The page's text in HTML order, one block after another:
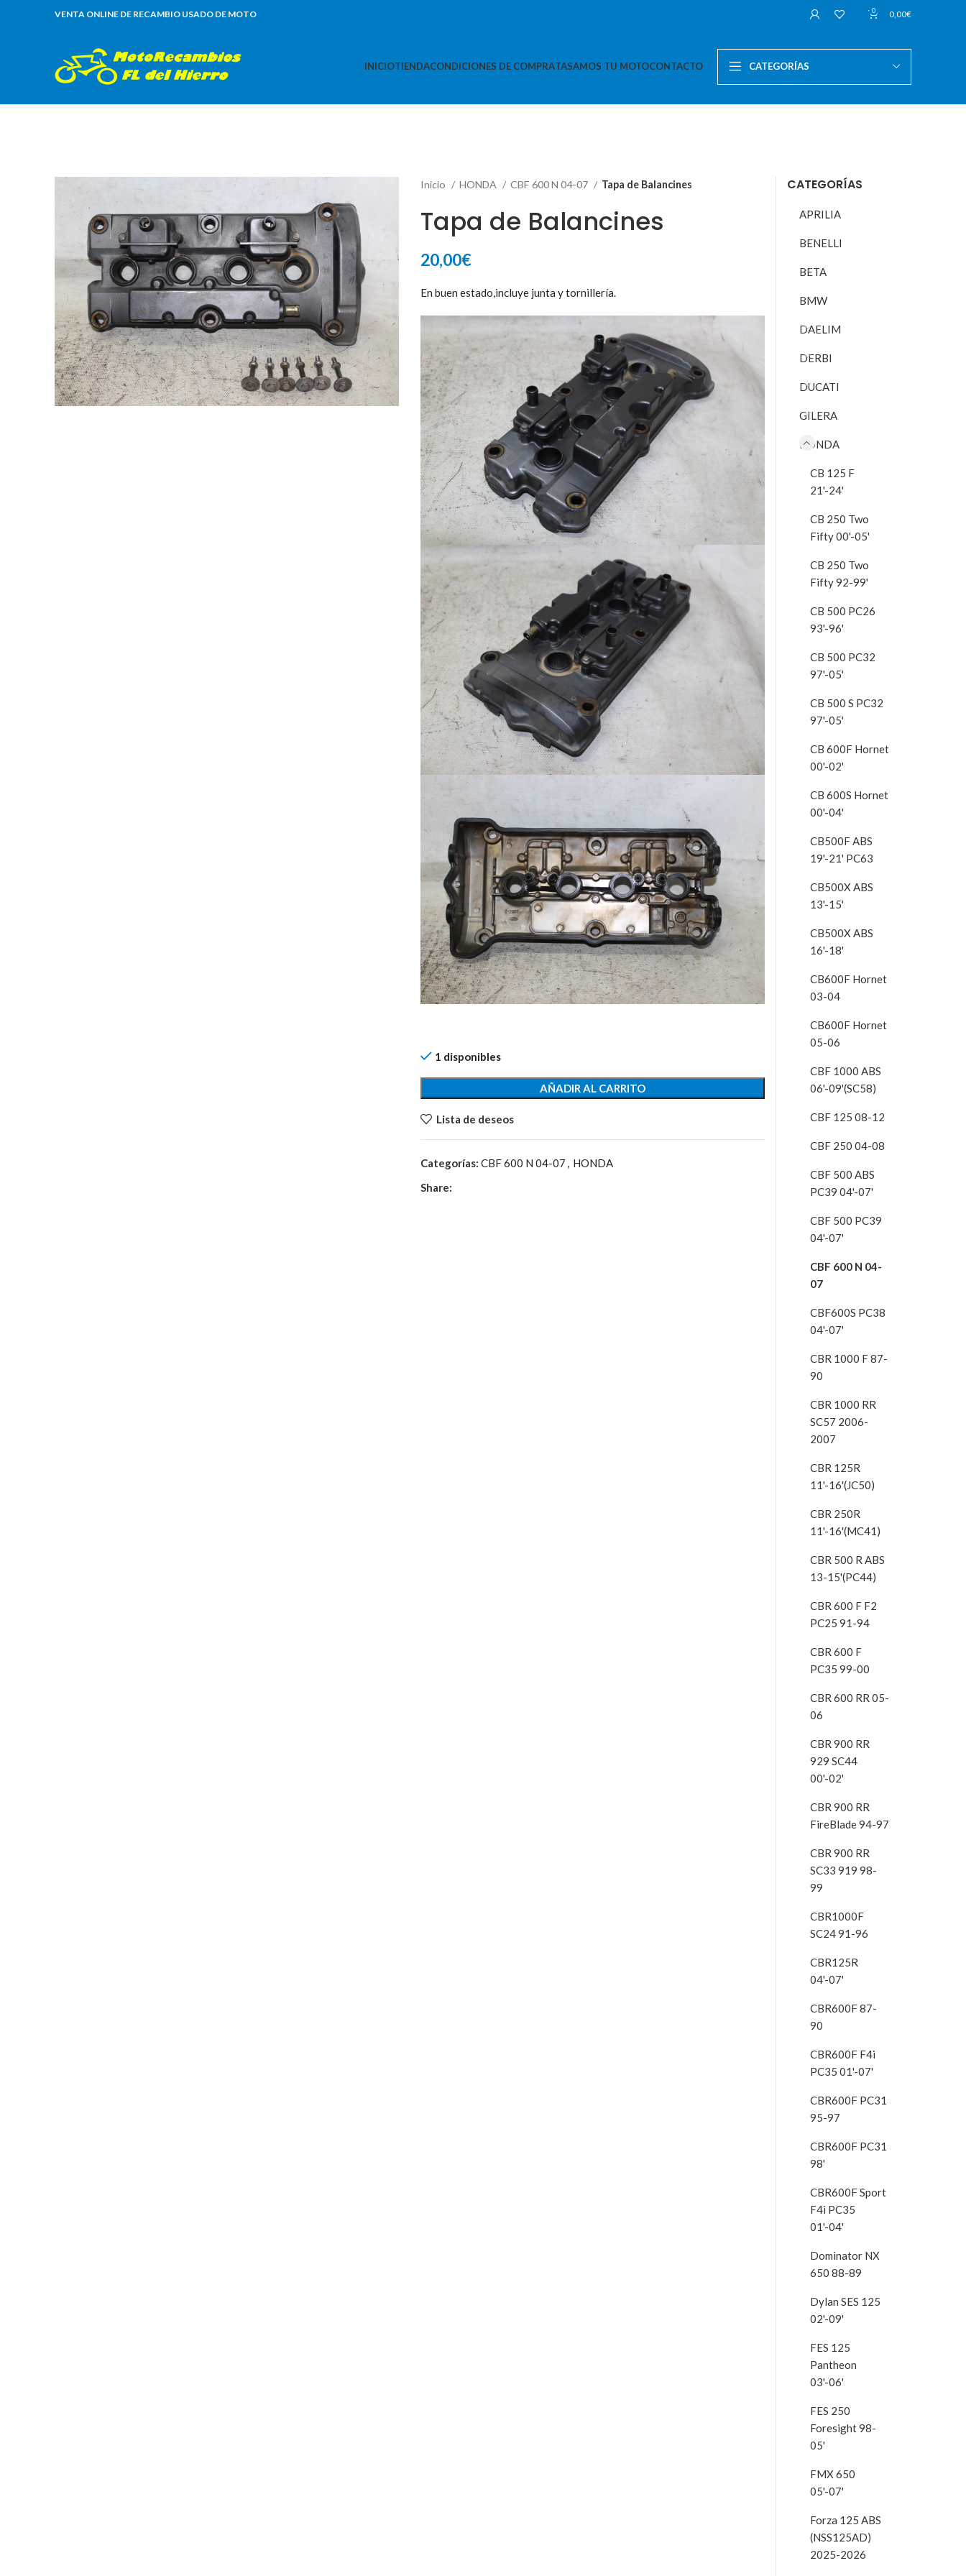
VENTA ONLINE DE RECAMBIO USADO DE MOTO 0 0,00€
INICIOTIENDACONDICIONES DE COMPRATASAMOS TU MOTOCONTACTO CATEGORÍAS
Inicio HONDA CBF 600 N 04-07 Tapa de Balancines
Tapa de Balancines
20,00€
En buen estado,incluye junta y tornillería.
1 disponibles
AÑADIR AL CARRITO
Lista de deseos
Categorías: CBF 600 N 04-07 , HONDA
Share:
CATEGORÍAS
APRILIA
BENELLI
BETA
BMW
DAELIM
DERBI
DUCATI
GILERA
HONDA
CB 125 F
21'-24'
CB 250 Two
Fifty 00'-05'
CB 250 Two
Fifty 92-99'
CB 500 PC26
93'-96'
CB 500 PC32
97'-05'
CB 500 S PC32
97'-05'
CB 600F Hornet
00'-02'
CB 600S Hornet
00'-04'
CB500F ABS
19'-21' PC63
CB500X ABS
13'-15'
CB500X ABS
16'-18'
CB600F Hornet
03-04
CB600F Hornet
05-06
CBF 1000 ABS
06'-09'(SC58)
CBF 125 08-12
CBF 250 04-08
CBF 500 ABS
PC39 04'-07'
CBF 500 PC39
04'-07'
CBF 600 N 04-
07
CBF600S PC38
04'-07'
CBR 1000 F 87-
90
CBR 1000 RR
SC57 2006-
2007
CBR 125R
11'-16'(JC50)
CBR 250R
11'-16'(MC41)
CBR 500 R ABS
13-15'(PC44)
CBR 600 F F2
PC25 91-94
CBR 600 F
PC35 99-00
CBR 600 RR 05-
06
CBR 900 RR
929 SC44
00'-02'
CBR 900 RR
FireBlade 94-97
CBR 900 RR
SC33 919 98-
99
CBR1000F
SC24 91-96
CBR125R
04'-07'
CBR600F 87-
90
CBR600F F4i
PC35 01'-07'
CBR600F PC31
95-97
CBR600F PC31
98'
CBR600F Sport
F4i PC35
01'-04'
Dominator NX
650 88-89
Dylan SES 125
02'-09'
FES 125
Pantheon
03'-06'
FES 250
Foresight 98-
05'
FMX 650
05'-07'
Forza 125 ABS
(NSS125AD)
2025-2026